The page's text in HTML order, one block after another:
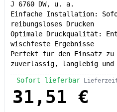
J 6760 DW, u. a.
Einfache Installation:
reibungsloses Drucken
Optimale Druckqualität:
wischfeste Ergebnisse
Perfekt für den Einsatz zu
zuverlässig, langlebig
Sofort lieferbar
31,51 €